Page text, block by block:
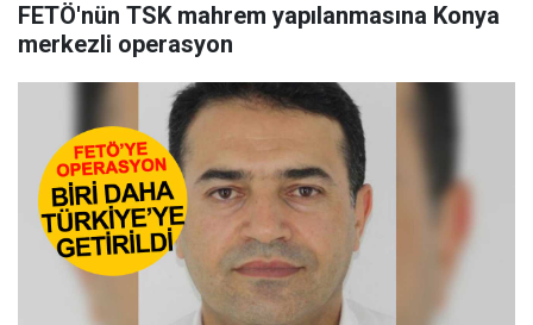
FETÖ'nün TSK mahrem yapılanmasına Konya
merkezli operasyon